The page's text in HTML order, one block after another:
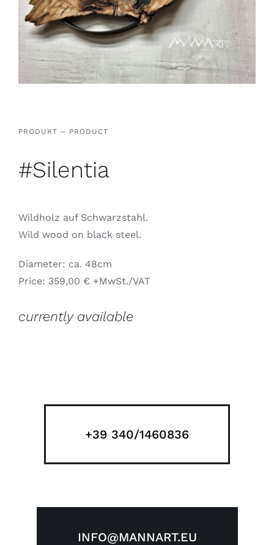
PRODUKT – PRODUCT
#Silentia
Wildholz auf Schwarzstahl.
Wild wood on black steel.
Diameter: ca. 48cm
Price: 359,00 € +MwSt./VAT
currently available
+39 340/1460836
INFO@MANNART.EU